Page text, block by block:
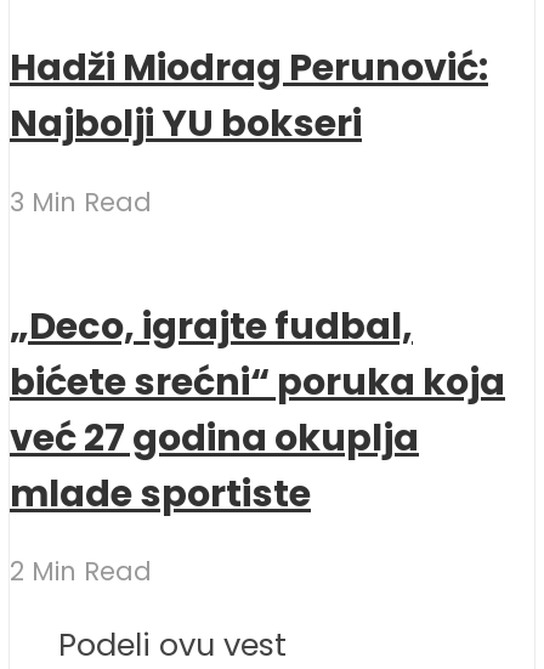
Hadži Miodrag Perunović:
Najbolji YU bokseri
3 Min Read
„Deco, igrajte fudbal,
bićete srećni“ poruka koja
već 27 godina okuplja
mlade sportiste
2 Min Read
Podeli ovu vest